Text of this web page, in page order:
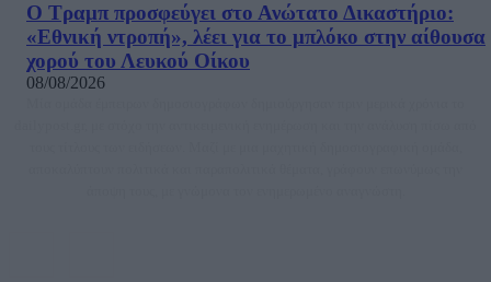
Ο Τραμπ προσφεύγει στο Ανώτατο Δικαστήριο:
«Εθνική ντροπή», λέει για το μπλόκο στην αίθουσα
χορού του Λευκού Οίκου
08/08/2026